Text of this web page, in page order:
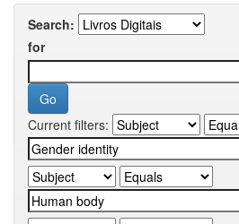
Search:
for
Current filters: